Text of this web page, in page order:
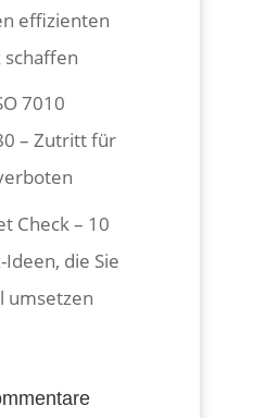
effizienten
7010
– Zutritt für
Check – 10
die Sie
umsetzen